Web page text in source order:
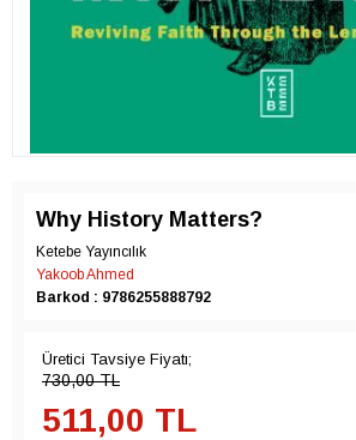
Why History Matters?
Ketebe Yayıncılık
Yakoob Ahmed
Barkod : 9786255888792
Üretici Tavsiye Fiyatı;
730,00TL
511,00 TL